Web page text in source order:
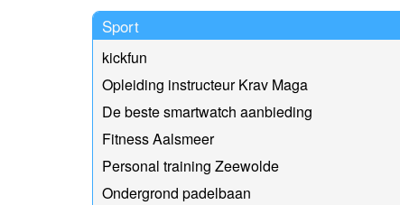
Sport
kickfun
Opleiding instructeur Krav Maga
De beste smartwatch aanbieding
Fitness Aalsmeer
Personal training Zeewolde
Ondergrond padelbaan